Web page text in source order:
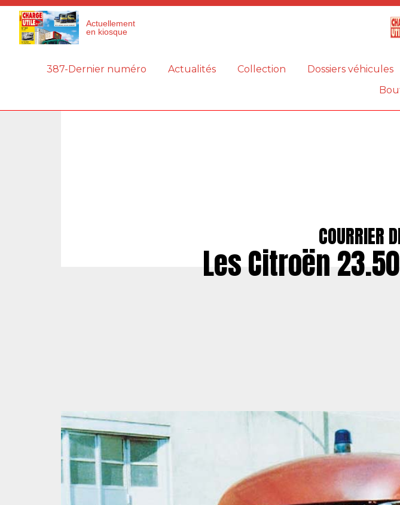
Actuellement
en kiosque
387-Dernier numéro Actualités Collection Dossiers véhicules
COURRIER
Les Citroën
Panneau de gestion des cookies